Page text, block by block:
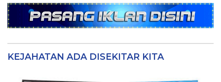
KEJAHATAN ADA DISEKITAR KITA